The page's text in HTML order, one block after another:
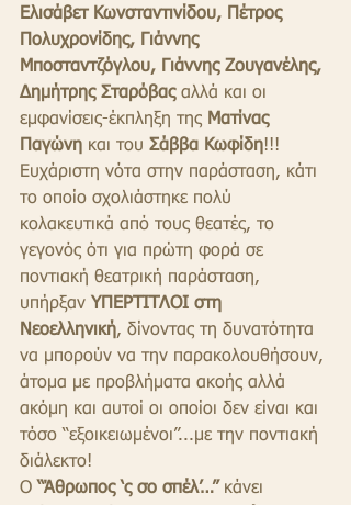
Ελισάβετ Κωνσταντινίδου, Πέτρος
Πολυχρονίδης, Γιάννης
Μποσταντζόγλου, Γιάννης Ζουγανέλης,
Δημήτρης Σταρόβας αλλά και οι
εμφανίσεις-έκπληξη της Ματίνας
Παγώνη και του Σάββα Κωφίδη!!!
Ευχάριστη νότα στην παράσταση, κάτι
το οποίο σχολιάστηκε πολύ
κολακευτικά από τους θεατές, το
γεγονός ότι για πρώτη φορά σε
ποντιακή θεατρική παράσταση,
υπήρξαν ΥΠΕΡΤΙΤΛΟΙ στη
Νεοελληνική, δίνοντας τη δυνατότητα
να μπορούν να την παρακολουθήσουν,
άτομα με προβλήματα ακοής αλλά
ακόμη και αυτοί οι οποίοι δεν είναι και
τόσο “εξοικειωμένοι”...με την ποντιακή
διάλεκτο!
Ο “Άθρωπος ‘ς σο σπέλ’…” κάνει